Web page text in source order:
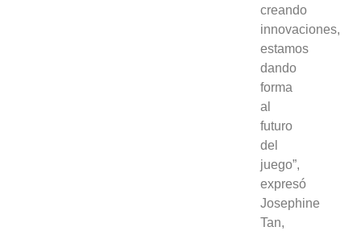
creando
innovaciones,
estamos
dando
forma
al
futuro
del
juego”,
expresó
Josephine
Tan,